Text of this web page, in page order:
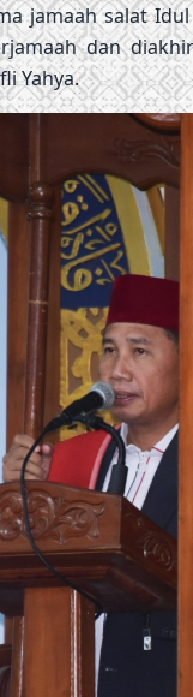
jamaah salat
dan
Yahya.